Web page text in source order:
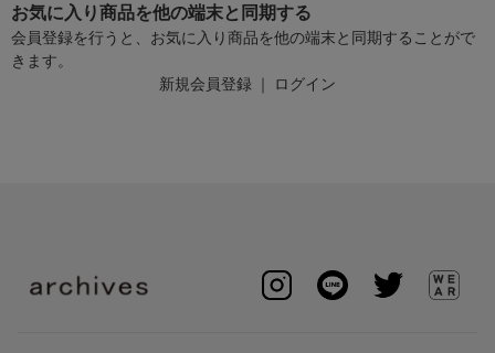
お気に入り商品を他の端末と同期する
会員登録を行うと、お気に入り商品を他の端末と同期することがで
きます。
新規会員登録 ｜ ログイン